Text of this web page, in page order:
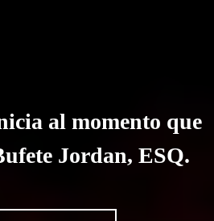
al momento que
Jordan, ESQ.